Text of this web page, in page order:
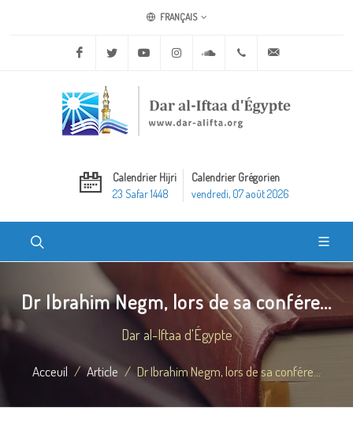
FRANÇAIS
Facebook Twitter Youtube Instagram Soundcloud+20 2 25970400
Calendrier Hijri
23 Safar 1448
Calendrier Grégorien
vendredi, 07 août 2026
Dr Ibrahim Negm, lors de sa confére...
Dar al-Iftaa d'Égypte
Acceuil Article Dr Ibrahim Negm, lors de sa confére...